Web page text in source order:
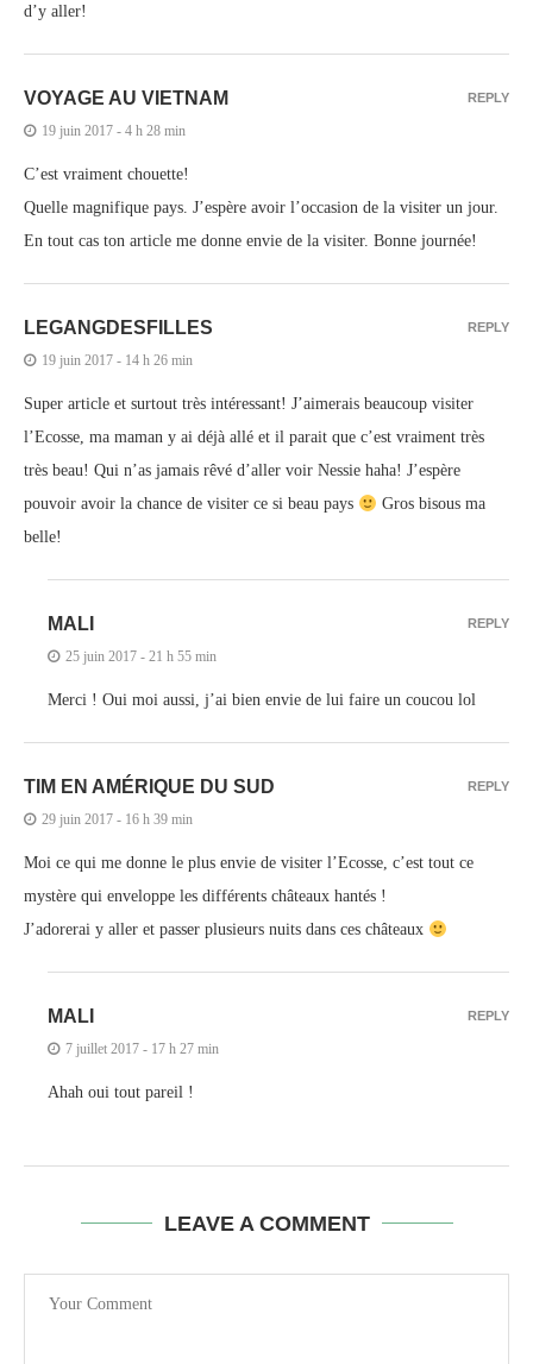
d’y aller!
VOYAGE AU VIETNAM
19 juin 2017 - 4 h 28 min
C’est vraiment chouette!
Quelle magnifique pays. J’espère avoir l’occasion de la visiter un jour.
En tout cas ton article me donne envie de la visiter. Bonne journée!
REPLY
LEGANGDESFILLES
19 juin 2017 - 14 h 26 min
Super article et surtout très intéressant! J’aimerais beaucoup visiter
l’Ecosse, ma maman y ai déjà allé et il parait que c’est vraiment très
très beau! Qui n’as jamais rêvé d’aller voir Nessie haha! J’espère
pouvoir avoir la chance de visiter ce si beau pays
Gros bisous ma
belle!
REPLY
MALI
25 juin 2017 - 21 h 55 min
Merci ! Oui moi aussi, j’ai bien envie de lui faire un coucou lol
REPLY
TIM EN AMÉRIQUE DU SUD
29 juin 2017 - 16 h 39 min
Moi ce qui me donne le plus envie de visiter l’Ecosse, c’est tout ce
mystère qui enveloppe les différents châteaux hantés !
J’adorerai y aller et passer plusieurs nuits dans ces châteaux
REPLY
MALI
7 juillet 2017 - 17 h 27 min
Ahah oui tout pareil !
REPLY
LEAVE A COMMENT